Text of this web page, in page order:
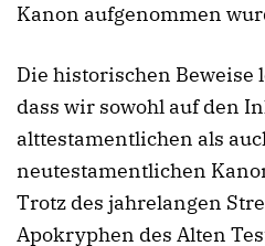
Kanon aufgenommen
Die historischen Beweise
dass wir sowohl auf den
alttestamentlichen als
neutestamentlichen
Trotz des jahrelangen
Apokryphen des Alten